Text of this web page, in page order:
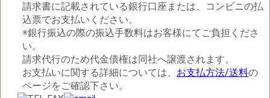
請求書に記載されている銀行口座または、コンビニの払
込票でお支払いください。
※銀行振込の際の振込手数料はお客様にてご負担くださ
い。
請求代行のため代金債権は同社へ譲渡されます。
お支払いに関する詳細については、 お支払方法/送料の
ページをご確認下さい。